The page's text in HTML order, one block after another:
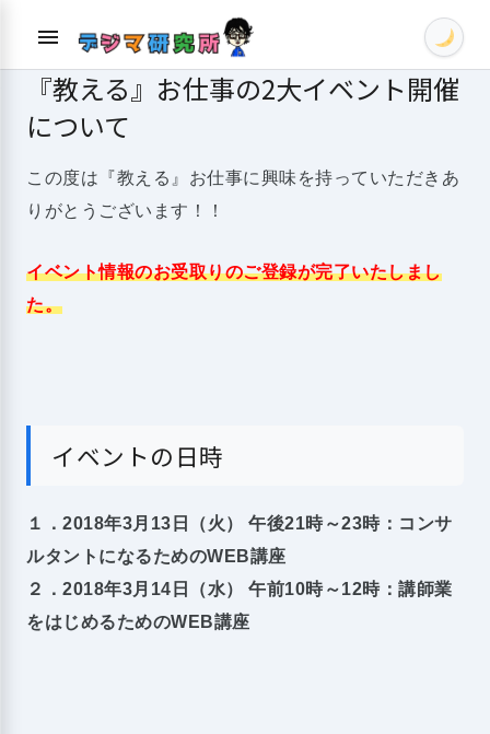
menu
『教える』お仕事の2大イベント開催
について
この度は『教える』お仕事に興味を持っていただきあ
りがとうございます！！
イベント情報のお受取りのご登録が完了いたしまし
た。
イベントの日時
１．2018年3月13日（火） 午後21時～23時：コンサ
ルタントになるためのWEB講座
２．2018年3月14日（水） 午前10時～12時：講師業
をはじめるためのWEB講座